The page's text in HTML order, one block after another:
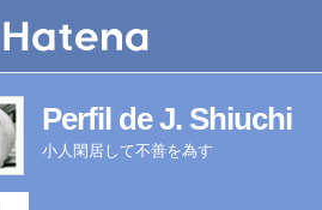
Perfil de J. Shiuchi
小人閑居して不善を為す